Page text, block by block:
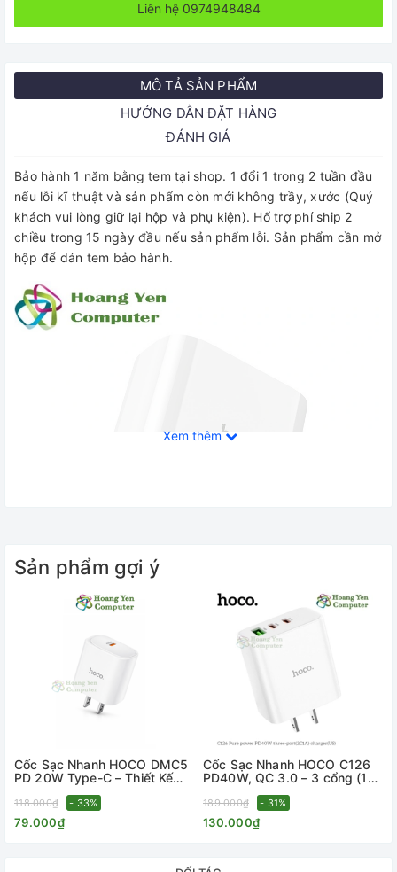
Liên hệ 0974948484
MÔ TẢ SẢN PHẨM
HƯỚNG DẪN ĐẶT HÀNG
ĐÁNH GIÁ
Bảo hành 1 năm bằng tem tại shop. 1 đổi 1 trong 2 tuần đầu
nếu lỗi kĩ thuật và sản phẩm còn mới không trầy, xước (Quý
khách vui lòng giữ lại hộp và phụ kiện). Hổ trợ phí ship 2
chiều trong 15 ngày đầu nếu sản phẩm lỗi. Sản phẩm cần mở
hộp để dán tem bảo hành.
Xem thêm
Sản phẩm gợi ý
Cốc Sạc Nhanh HOCO DMC5
PD 20W Type-C – Thiết Kế
BH 12 Tháng -
Hoangyencomputer
118.000₫ - 33%
79.000₫
Cốc Sạc Nhanh HOCO C126
PD40W, QC 3.0 – 3 cổng (1
BH 12 Tháng –
Hoangyencomputer
189.000₫ - 31%
130.000₫